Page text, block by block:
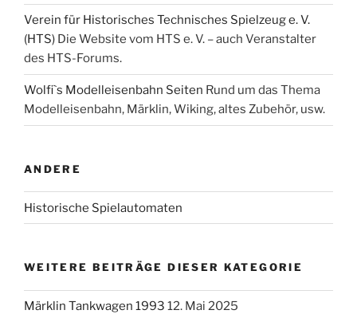
Verein für Historisches Technisches Spielzeug e. V.
(HTS) Die Website vom HTS e. V. – auch Veranstalter
des HTS-Forums.
Wolfi`s Modelleisenbahn Seiten Rund um das Thema
Modelleisenbahn, Märklin, Wiking, altes Zubehör, usw.
ANDERE
Historische Spielautomaten
WEITERE BEITRÄGE DIESER KATEGORIE
Märklin Tankwagen 1993 12. Mai 2025